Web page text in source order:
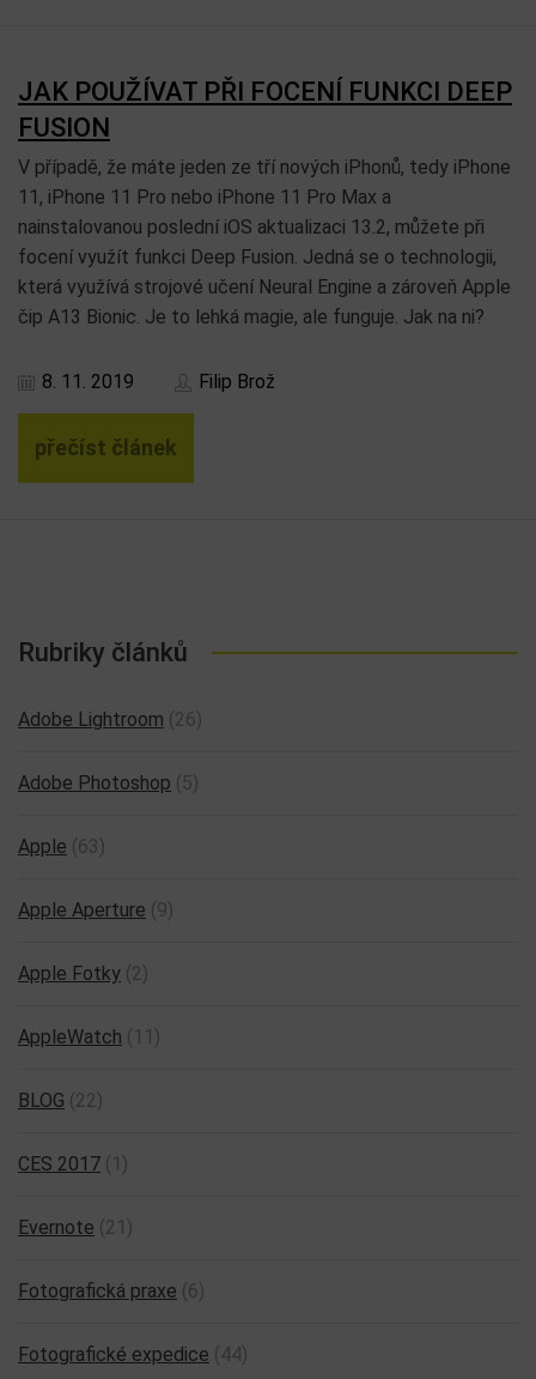
JAK POUŽÍVAT PŘI FOCENÍ FUNKCI DEEP
FUSION
V případě, že máte jeden ze tří nových iPhonů, tedy iPhone
11, iPhone 11 Pro nebo iPhone 11 Pro Max a
nainstalovanou poslední iOS aktualizaci 13.2, můžete při
focení využít funkci Deep Fusion. Jedná se o technologii,
která využívá strojové učení Neural Engine a zároveň Apple
čip A13 Bionic. Je to lehká magie, ale funguje. Jak na ni?
8. 11. 2019 Filip Brož
přečíst článek
Rubriky článků
Adobe Lightroom (26)
Adobe Photoshop (5)
Apple (63)
Apple Aperture (9)
Apple Fotky (2)
AppleWatch (11)
BLOG (22)
CES 2017 (1)
Evernote (21)
Fotografická praxe (6)
Fotografické expedice (44)